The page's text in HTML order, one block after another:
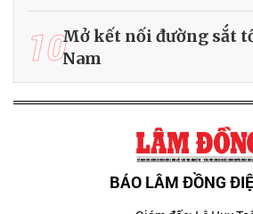
10Mở kết nối đường sắt
Nam
BÁO LÂM ĐỒNG